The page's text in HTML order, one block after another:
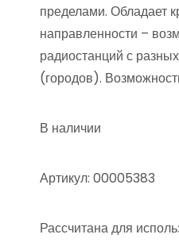
пределами. Обладает
направленности –
радиостанций с
(городов).
В наличии
Артикул: 00005383
Рассчитана для